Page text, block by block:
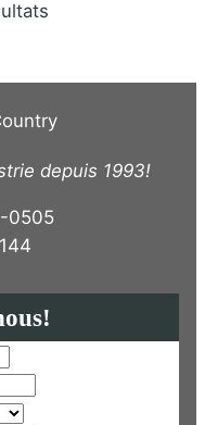
d
p
l
r
é
depuis 1993!
0505